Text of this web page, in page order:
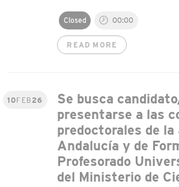
Closed 00:00
READ MORE
10FEB 26
Se busca
presentarse a las
predoctorales de
Andalucía y de
Profesorado
del Ministerio de